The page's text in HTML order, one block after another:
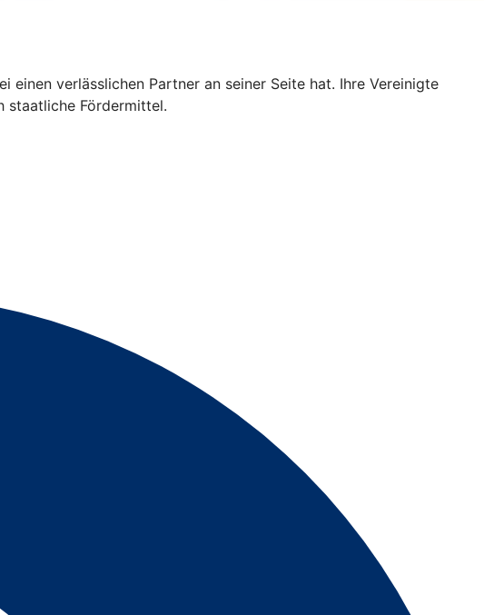
einen verlässlichen Partner an seiner Seite hat. Ihre Vereinigte
staatliche Fördermittel.